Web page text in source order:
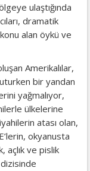
ulaştığında
dramatik
alan öykü ve
Amerikalılar,
bir yandan
yağmalıyor,
ülkelerine
atası olan,
okyanusta
açlık ve pislik